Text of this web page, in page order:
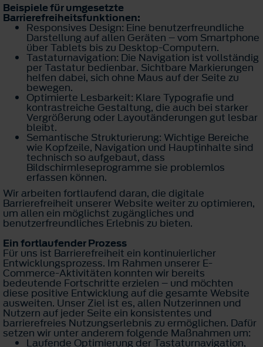
Beispiele für umgesetzte
Barrierefreiheitsfunktionen:
Responsives Design: Eine benutzerfreundliche
Darstellung auf allen Geräten – vom Smartphone
über Tablets bis zu Desktop-Computern.
Tastaturnavigation: Die Navigation ist vollständig
per Tastatur bedienbar. Sichtbare Markierungen
helfen dabei, sich ohne Maus auf der Seite zu
bewegen.
Optimierte Lesbarkeit: Klare Typografie und
kontrastreiche Gestaltung, die auch bei starker
Vergrößerung oder Layoutänderungen gut lesbar
bleibt.
Semantische Strukturierung: Wichtige Bereiche
wie Kopfzeile, Navigation und Hauptinhalte sind
technisch so aufgebaut, dass
Bildschirmleseprogramme sie problemlos
erfassen können.
Wir arbeiten fortlaufend daran, die digitale
Barrierefreiheit unserer Website weiter zu optimieren,
um allen ein möglichst zugängliches und
benutzerfreundliches Erlebnis zu bieten.
Ein fortlaufender Prozess
Für uns ist Barrierefreiheit ein kontinuierlicher
Entwicklungsprozess. Im Rahmen unserer E-
Commerce-Aktivitäten konnten wir bereits
bedeutende Fortschritte erzielen – und möchten
diese positive Entwicklung auf die gesamte Website
ausweiten. Unser Ziel ist es, allen Nutzerinnen und
Nutzern auf jeder Seite ein konsistentes und
barrierefreies Nutzungserlebnis zu ermöglichen. Dafür
setzen wir unter anderem folgende Maßnahmen um:
Laufende Optimierung der Tastaturnavigation,